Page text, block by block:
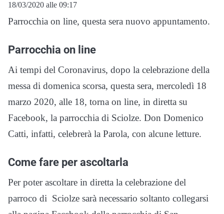
18/03/2020 alle 09:17
Parrocchia on line, questa sera nuovo appuntamento.
Parrocchia on line
Ai tempi del Coronavirus, dopo la celebrazione della
messa di domenica scorsa, questa sera, mercoledì 18
marzo 2020, alle 18, torna on line, in diretta su
Facebook, la parrocchia di Sciolze. Don Domenico
Catti, infatti, celebrerà la Parola, con alcune letture.
Come fare per ascoltarla
Per poter ascoltare in diretta la celebrazione del
parroco di Sciolze sarà necessario soltanto collegarsi